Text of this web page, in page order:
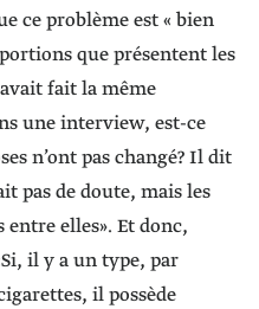
ce problème est « bien
que présentent les
fait la même
une interview, est-ce
n’ont pas changé? Il dit
pas de doute, mais les
entre elles». Et donc,
il y a un type, par
il possède